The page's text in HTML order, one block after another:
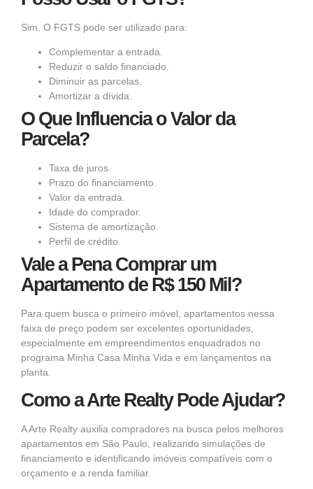
Sim. O FGTS pode ser utilizado para:
Complementar a entrada.
Reduzir o saldo financiado.
Diminuir as parcelas.
Amortizar a dívida.
O Que Influencia o Valor da
Parcela?
Taxa de juros.
Prazo do financiamento.
Valor da entrada.
Idade do comprador.
Sistema de amortização.
Perfil de crédito.
Vale a Pena Comprar um
Apartamento de R$ 150 Mil?
Para quem busca o primeiro imóvel, apartamentos nessa
faixa de preço podem ser excelentes oportunidades,
especialmente em empreendimentos enquadrados no
programa Minha Casa Minha Vida e em lançamentos na
planta.
Como a Arte Realty Pode Ajudar?
AArte Realty auxilia compradores na busca pelos melhores
apartamentos em São Paulo, realizando simulações de
financiamento e identificando imóveis compatíveis com o
orçamento e a renda familiar.